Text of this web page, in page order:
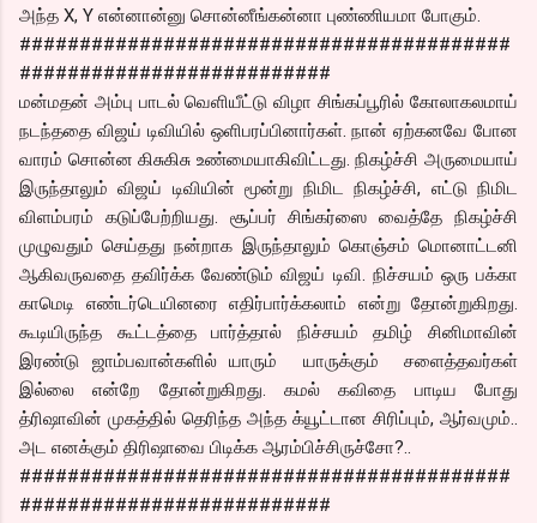
அந்த X, Y என்னான்னு சொன்னீங்கன்னா புண்ணியமா போகும்.
#########################################
##########################
மன்மதன் அம்பு பாடல் வெளியீட்டு விழா சிங்கப்பூரில் கோலாகலமாய்
நடந்ததை விஜய் டிவியில் ஒளிபரப்பினார்கள். நான் ஏற்கனவே போன
வாரம் சொன்ன கிசுகிசு உண்மையாகிவிட்டது. நிகழ்ச்சி அருமையாய்
இருந்தாலும் விஜய் டிவியின் மூன்று நிமிட நிகழ்ச்சி, எட்டு நிமிட
விளம்பரம் கடுப்பேற்றியது. சூப்பர் சிங்கர்ஸை வைத்தே நிகழ்ச்சி
முழுவதும் செய்தது நன்றாக இருந்தாலும் கொஞ்சம் மொனாட்டனி
ஆகிவருவதை தவிர்க்க வேண்டும் விஜய் டிவி. நிச்சயம் ஒரு பக்கா
காமெடி எண்டர்டெயினரை எதிர்பார்க்கலாம் என்று தோன்றுகிறது.
கூடியிருந்த கூட்டத்தை பார்த்தால் நிச்சயம் தமிழ் சினிமாவின்
இரண்டு ஜாம்பவான்களில் யாரும் யாருக்கும் சளைத்தவர்கள்
இல்லை என்றே தோன்றுகிறது. கமல் கவிதை பாடிய போது
த்ரிஷாவின் முகத்தில் தெரிந்த அந்த க்யூட்டான சிரிப்பும், ஆர்வமும்..
அட எனக்கும் திரிஷாவை பிடிக்க ஆரம்பிச்சிருச்சோ?..
#########################################
##########################